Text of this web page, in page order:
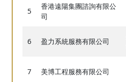
5
香港遠陽集團諮詢有限公
司
6 盈力系統服務有限公司
7 美博工程服務有限公司